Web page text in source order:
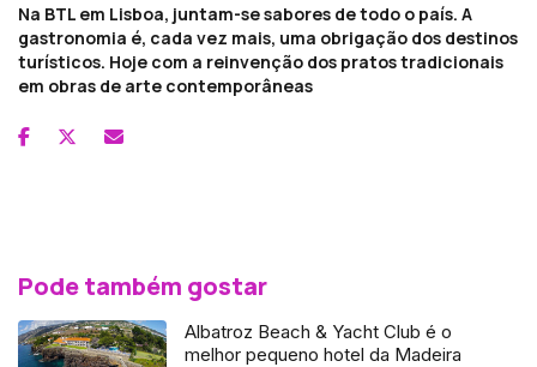
Na BTL em Lisboa, juntam-se sabores de todo o país. A
gastronomia é, cada vez mais, uma obrigação dos destinos
turísticos. Hoje com a reinvenção dos pratos tradicionais
em obras de arte contemporâneas
Pode também gostar
Albatroz Beach & Yacht Club é o
melhor pequeno hotel da Madeira